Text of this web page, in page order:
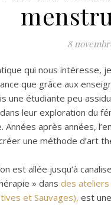
8
qui nous intéresse,
que grâce aux
une étudiante peu
leur exploration du
après années,
une méthode d’art
est allée jusqu’à
» dans des ateliers
et Sauvages), est